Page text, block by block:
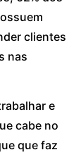
clientes
nas
e
cabe no
que faz